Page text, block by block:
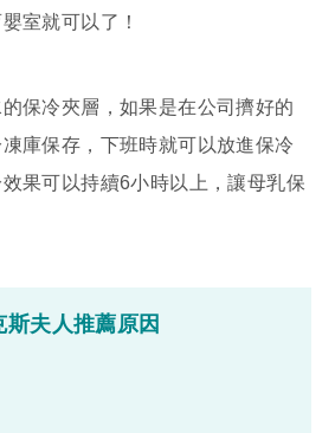
室就可以了！
保冷夾層，如果是在公司擠好的
庫保存，下班時就可以放進保冷
果可以持續6小時以上，讓母乳保
斯夫人推薦原因